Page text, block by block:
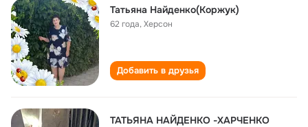
Татьяна Найденко(Коржук)
62 года,Херсон
Добавить в друзья
ТАТЬЯНА НАЙДЕНКО -ХАРЧЕНКО